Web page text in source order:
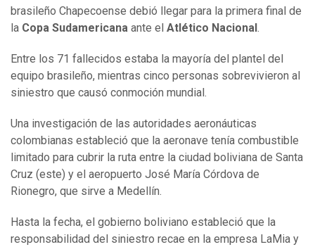
brasileño Chapecoense debió llegar para la primera final de
la Copa Sudamericana ante el Atlético Nacional .
Entre los 71 fallecidos estaba la mayoría del plantel del
equipo brasileño, mientras cinco personas sobrevivieron al
siniestro que causó conmoción mundial.
Una investigación de las autoridades aeronáuticas
colombianas estableció que la aeronave tenía combustible
limitado para cubrir la ruta entre la ciudad boliviana de Santa
Cruz (este) y el aeropuerto José María Córdova de
Rionegro, que sirve a Medellín.
Hasta la fecha, el gobierno boliviano estableció que la
responsabilidad del siniestro recae en la empresa LaMia y